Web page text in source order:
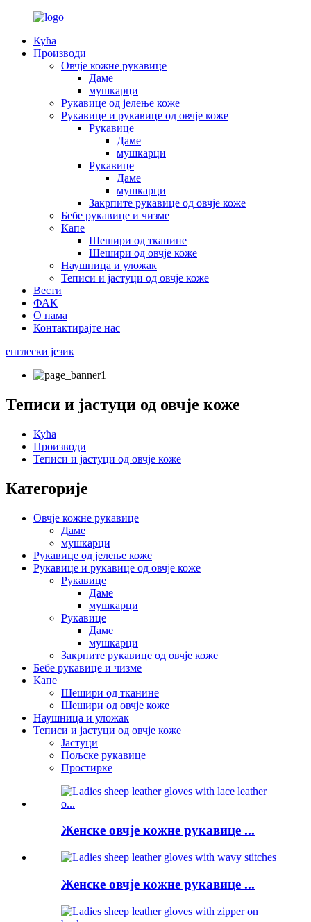
Кућа
Производи
Овчје кожне рукавице
Даме
мушкарци
Рукавице од јелење коже
Рукавице и рукавице од овчје коже
Рукавице
Даме
мушкарци
Рукавице
Даме
мушкарци
Закрпите рукавице од овчје коже
Бебе рукавице и чизме
Капе
Шешири од тканине
Шешири од овчје коже
Наушница и уложак
Теписи и јастуци од овчје коже
Вести
ФАК
О нама
Контактирајте нас
енглески језик
Теписи и јастуци од овчје коже
Кућа
Производи
Теписи и јастуци од овчје коже
Категорије
Овчје кожне рукавице
Даме
мушкарци
Рукавице од јелење коже
Рукавице и рукавице од овчје коже
Рукавице
Даме
мушкарци
Рукавице
Даме
мушкарци
Закрпите рукавице од овчје коже
Бебе рукавице и чизме
Капе
Шешири од тканине
Шешири од овчје коже
Наушница и уложак
Теписи и јастуци од овчје коже
Јастуци
Пољске рукавице
Простирке
Женске овчје кожне рукавице ...
Женске овчје кожне рукавице ...